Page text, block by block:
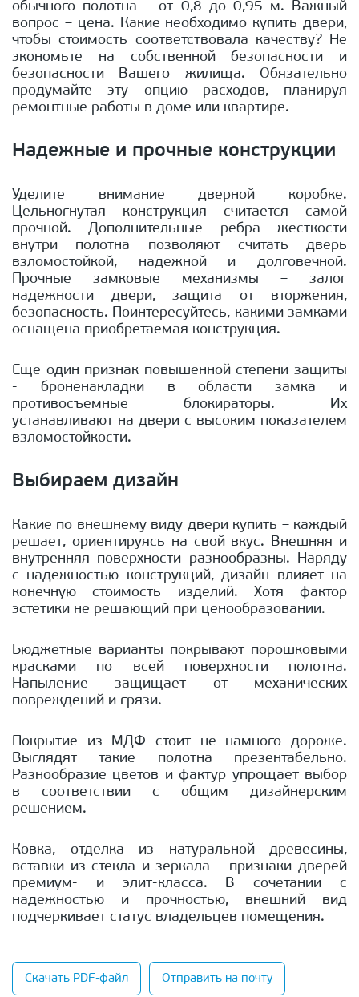
обычного полотна – от 0,8 до 0,95 м. Важный
вопрос – цена. Какие необходимо купить двери,
чтобы стоимость соответствовала качеству? Не
экономьте на собственной безопасности и
безопасности Вашего жилища. Обязательно
продумайте эту опцию расходов, планируя
ремонтные работы в доме или квартире.
Надежные и прочные конструкции
Уделите внимание дверной коробке.
Цельногнутая конструкция считается самой
прочной. Дополнительные ребра жесткости
внутри полотна позволяют считать дверь
взломостойкой, надежной и долговечной.
Прочные замковые механизмы – залог
надежности двери, защита от вторжения,
безопасность. Поинтересуйтесь, какими замками
оснащена приобретаемая конструкция.
Еще один признак повышенной степени защиты
- броненакладки в области замка и
противосъемные блокираторы. Их
устанавливают на двери с высоким показателем
взломостойкости.
Выбираем дизайн
Какие по внешнему виду двери купить – каждый
решает, ориентируясь на свой вкус. Внешняя и
внутренняя поверхности разнообразны. Наряду
с надежностью конструкций, дизайн влияет на
конечную стоимость изделий. Хотя фактор
эстетики не решающий при ценообразовании.
Бюджетные варианты покрывают порошковыми
красками по всей поверхности полотна.
Напыление защищает от механических
повреждений и грязи.
Покрытие из МДФ стоит не намного дороже.
Выглядят такие полотна презентабельно.
Разнообразие цветов и фактур упрощает выбор
в соответствии с общим дизайнерским
решением.
Ковка, отделка из натуральной древесины,
вставки из стекла и зеркала – признаки дверей
премиум- и элит-класса. В сочетании с
надежностью и прочностью, внешний вид
подчеркивает статус владельцев помещения.
Скачать PDF-файл Отправить на почту